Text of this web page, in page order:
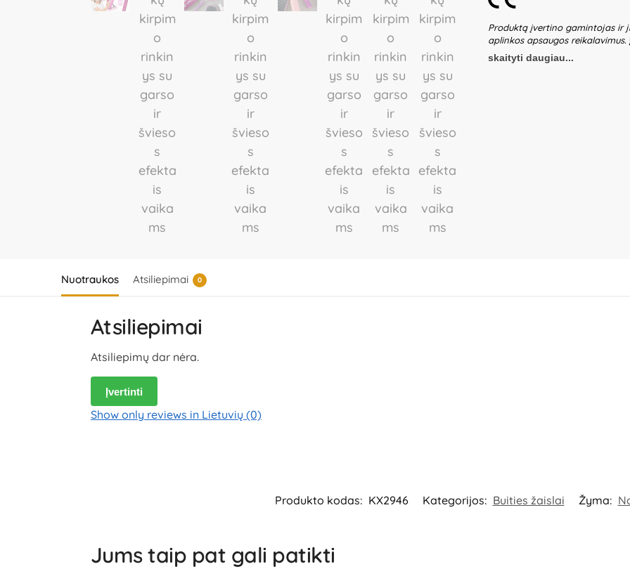
Produktą įvertino gamintojas ir
aplinkos apsaugos reikalavimus.
metų amžiaus. Nepalikite
naudodami žaislą patikrinkite
skaityti daugiau...
Nuotraukos Atsiliepimai 0
Atsiliepimai
Atsiliepimų dar nėra.
Įvertinti
Show only reviews in Lietuvių (0)
Produkto kodas: KX2946 Kategorijos: Buities žaislai Žyma:
Jums taip pat gali patikti